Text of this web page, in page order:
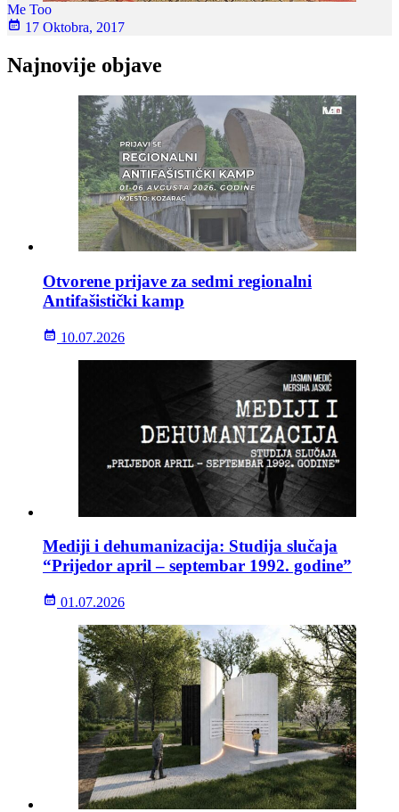
Me Too
17 Oktobra, 2017
Najnovije objave
Otvorene prijave za sedmi regionalni
Antifašistički kamp
10.07.2026
Mediji i dehumanizacija: Studija slučaja
“Prijedor april – septembar 1992. godine”
01.07.2026